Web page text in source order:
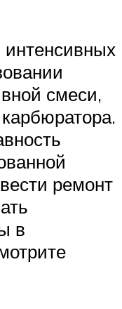
интенсивных
смеси,
ремонт
в